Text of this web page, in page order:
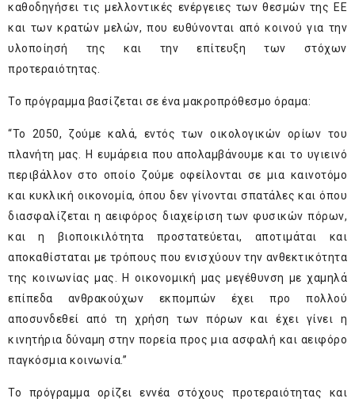
καθοδηγήσει τις μελλοντικές ενέργειες των θεσμών της ΕΕ
και των κρατών μελών, που ευθύνονται από κοινού για την
υλοποίησή της και την επίτευξη των στόχων
προτεραιότητας.
Το πρόγραμμα βασίζεται σε ένα μακροπρόθεσμο όραμα:
“Το 2050, ζούμε καλά, εντός των οικολογικών ορίων του
πλανήτη μας. Η ευμάρεια που απολαμβάνουμε και το υγιεινό
περιβάλλον στο οποίο ζούμε οφείλονται σε μια καινοτόμο
και κυκλική οικονομία, όπου δεν γίνονται σπατάλες και όπου
διασφαλίζεται η αειφόρος διαχείριση των φυσικών πόρων,
και η βιοποικιλότητα προστατεύεται, αποτιμάται και
αποκαθίσταται με τρόπους που ενισχύουν την ανθεκτικότητα
της κοινωνίας μας. Η οικονομική μας μεγέθυνση με χαμηλά
επίπεδα ανθρακούχων εκπομπών έχει προ πολλού
αποσυνδεθεί από τη χρήση των πόρων και έχει γίνει η
κινητήρια δύναμη στην πορεία προς μια ασφαλή και αειφόρο
παγκόσμια κοινωνία.”
Το πρόγραμμα ορίζει εννέα στόχους προτεραιότητας και